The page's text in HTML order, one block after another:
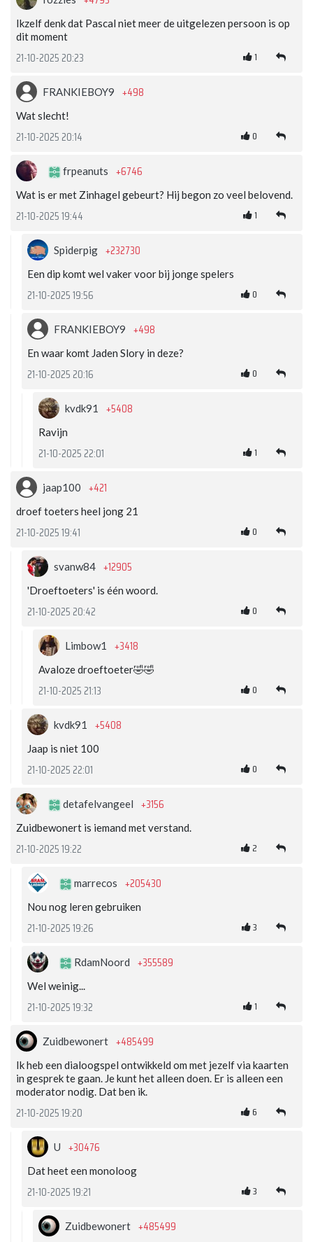
Ikzelf denk dat Pascal niet meer de uitgelezen persoon is op
dit moment
21-10-2025 20:23 1
FRANKIEBOY9 +498
Wat slecht!
21-10-2025 20:14 0
frpeanuts +6746
Wat is er met Zinhagel gebeurt? Hij begon zo veel belovend.
21-10-2025 19:44 1
Spiderpig +232730
Een dip komt wel vaker voor bij jonge spelers
21-10-2025 19:56 0
FRANKIEBOY9 +498
En waar komt Jaden Slory in deze?
21-10-2025 20:16 0
kvdk91 +5408
Ravijn
21-10-2025 22:01 1
jaap100 +421
droef toeters heel jong 21
21-10-2025 19:41 0
svanw84 +12905
'Droeftoeters' is één woord.
21-10-2025 20:42 0
Limbow1 +3418
Avaloze droeftoeter🤣🤣
21-10-2025 21:13 0
kvdk91 +5408
Jaap is niet 100
21-10-2025 22:01 0
detafelvangeel +3156
Zuidbewonert is iemand met verstand.
21-10-2025 19:22 2
marrecos +205430
Nou nog leren gebruiken
21-10-2025 19:26 3
RdamNoord +355589
Wel weinig...
21-10-2025 19:32 1
Zuidbewonert +485499
Ik heb een dialoogspel ontwikkeld om met jezelf via kaarten
in gesprek te gaan. Je kunt het alleen doen. Er is alleen een
moderator nodig. Dat ben ik.
21-10-2025 19:20 6
U +30476
Dat heet een monoloog
21-10-2025 19:21 3
Zuidbewonert +485499